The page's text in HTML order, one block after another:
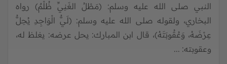
النبي صلى الله عليه وسلم: (مَطْلُ الغَنِيِّ ظُلْمٌ) رواه
البخاري، ولقوله صلى الله عليه وسلم: (لَيُّ الْوَاجِدِ يُحِلُّ
عِرْضَهُ، وَعُقُوبَتَهُ)، قال ابن المبارك: يحل عرضه: يغلظ له،
وعقوبته: ...